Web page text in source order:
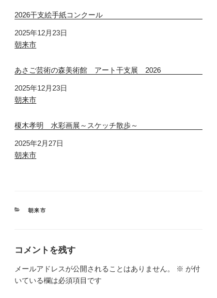
2026干支絵手紙コンクール
日付
2025年12月23日
関連理由
朝来市
あさご芸術の森美術館 アート干支展 2026
日付
2025年12月23日
関連理由
朝来市
榎木孝明 水彩画展～スケッチ散歩～
日付
2025年2月27日
関連理由
朝来市
カ
朝来市
コメントを残す
メールアドレスが公開されることはありません。 ※ が付
いている欄は必須項目です